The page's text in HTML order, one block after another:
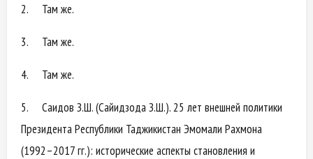
2. Там же.
3. Там же.
4. Там же.
5. Саидов З.Ш. (Сайидзода З.Ш.). 25 лет внешней политики
Президента Республики Таджикистан Эмомали Рахмона
(1992–2017 гг.): исторические аспекты становления и